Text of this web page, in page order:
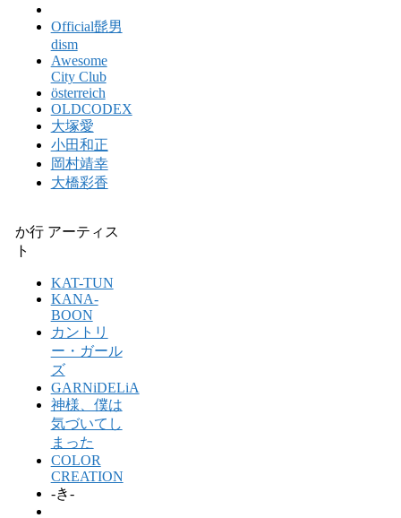
Official髭男
dism
Awesome
City Club
österreich
OLDCODEX
大塚愛
小田和正
岡村靖幸
大橋彩香
か行 アーティス
ト
KAT-TUN
KANA-
BOON
カントリ
ー・ガール
ズ
GARNiDELiA
神様、僕は
気づいてし
まった
COLOR
CREATION
-き-